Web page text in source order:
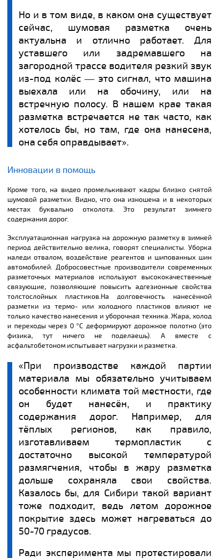
Но и в том виде, в каком она существует
сейчас, шумовая разметка очень
актуальна и отлично работает. Для
уставшего или задремавшего на
загородной трассе водителя резкий звук
из-под колёс ― это сигнал, что машина
выехала или на обочину, или на
встречную полосу. В нашем крае такая
разметка встречается не так часто, как
хотелось бы, но там, где она нанесена,
она себя оправдывает».
Инновации в помощь
Кроме того, на видео промелькивают кадры близко снятой
шумовой разметки. Видно, что она изношена и в некоторых
местах буквально отколота. Это результат зимнего
содержания дорог.
Эксплуатационная нагрузка на дорожную разметку в зимней
период действительно велика, говорят специалисты. Уборка
наледи отвалом, воздействие реагентов и шипованных шин
автомобилей. Добросовестные производители современных
разметочных материалов используют высококачественные
связующие, позволяющие повысить адгезионные свойства
толстослойных пластиков.На долговечность нанесённой
разметки из термо- или холодного пластиков влияют не
только качество нанесения и уборочная техника. Жара, холод
и переходы через 0 °С деформируют дорожное полотно (это
физика, тут ничего не поделаешь). А вместе с
асфальтобетоном испытывает нагрузки и разметка.
«При производстве каждой партии
материала мы обязательно учитываем
особенности климата той местности, где
он будет нанесён, и практику
содержания дорог. Например, для
тёплых регионов, как правило,
изготавливаем термопластик с
достаточно высокой температурой
размягчения, чтобы в жару разметка
дольше сохраняла свои свойства.
Казалось бы, для Сибири такой вариант
тоже подходит, ведь летом дорожное
покрытие здесь может нагреваться до
50-70 градусов.
Ради эксперимента мы протестировали